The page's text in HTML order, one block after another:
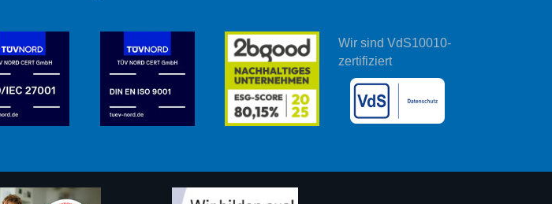
Wir sind VdS10010-
zertifiziert